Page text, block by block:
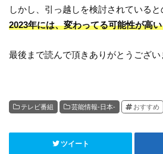
しかし、引っ越しを検討されている
2023年には、変わってる可能性が高
最後まで読んで頂きありがとうござい
テレビ番組 芸能情報-日本- おすすめ
ツイート